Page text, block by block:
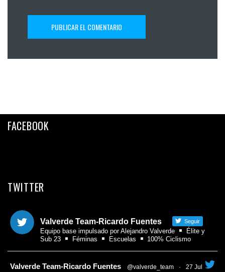
FACEBOOK
TWITTER
Valverde Team-Ricardo Fuentes Seguir
Equipo base impulsado por Alejandro Valverde
Élite y
Sub 23
Féminas Escuelas 100% Ciclismo
Valverde Team-Ricardo Fuentes @valverde_team · 27 Jul